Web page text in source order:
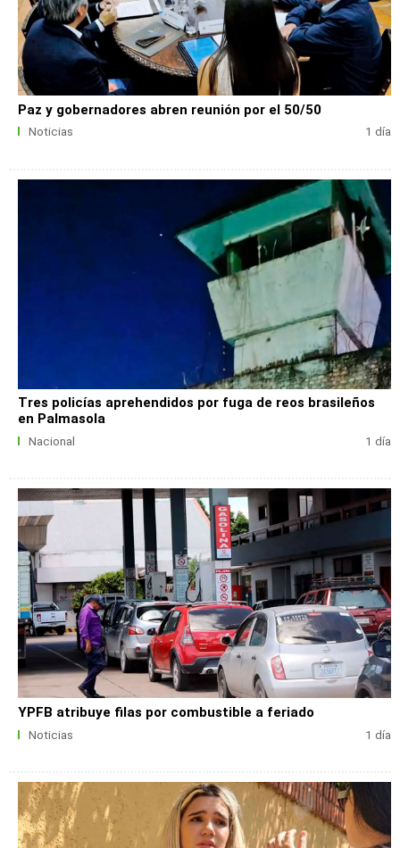
Paz y gobernadores abren reunión por el 50/50
Noticias 1 día
Tres policías aprehendidos por fuga de reos brasileños
en Palmasola
Nacional 1 día
YPFB atribuye filas por combustible a feriado
Noticias 1 día